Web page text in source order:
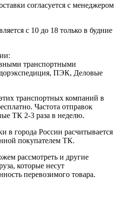
согласуется с менеджером
с 10 до 18 только в будние
транспортными
ПЭК, Деловые
транспортных компаний в
Частота отправок
ТК 2-3 раза в неделю.
в города России расчитывается
покупателем ТК.
рассмотреть и другие
которые несут
перевозимого товара.